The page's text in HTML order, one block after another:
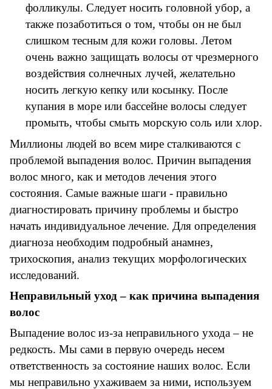
фолликулы. Следует носить головной убор, а
также позаботиться о том, чтобы он не был
слишком тесным для кожи головы. Летом
очень важно защищать волосы от чрезмерного
воздействия солнечных лучей, желательно
носить легкую кепку или косынку. После
купания в море или бассейне волосы следует
промыть, чтобы смыть морскую соль или хлор.
Миллионы людей во всем мире сталкиваются с
проблемой выпадения волос. Причин выпадения
волос много, как и методов лечения этого
состояния. Самые важные шаги - правильно
диагностировать причину проблемы и быстро
начать индивидуальное лечение. Для определения
диагноза необходим подробный анамнез,
трихоскопия, анализ текущих морфологических
исследований.
Неправильный уход – как причина выпадения
волос
Выпадение волос из-за неправильного ухода – не
редкость. Мы сами в первую очередь несем
ответственность за состояние наших волос. Если
мы неправильно ухаживаем за ними, используем